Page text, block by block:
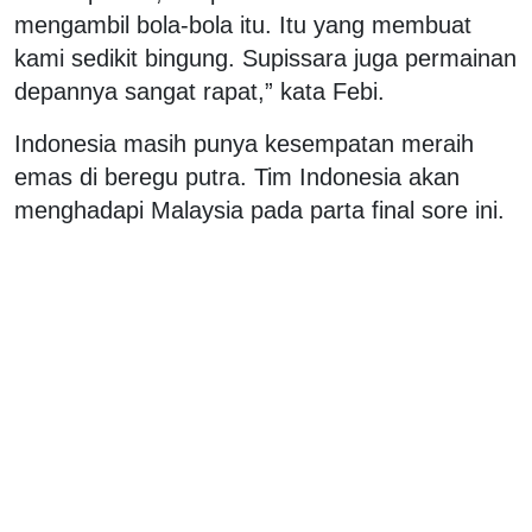
mengambil bola-bola itu. Itu yang membuat
kami sedikit bingung. Supissara juga permainan
depannya sangat rapat,” kata Febi.
Indonesia masih punya kesempatan meraih
emas di beregu putra. Tim Indonesia akan
menghadapi Malaysia pada parta final sore ini.